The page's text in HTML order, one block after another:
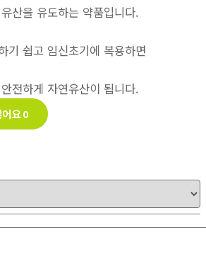
산을 유도하는 약품입니다.
기 쉽고 임신초기에 복용하면
전하게 자연유산이 됩니다.
어요0